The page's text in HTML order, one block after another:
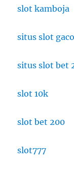
slot kamboja
situs slot
situs slot bet
slot 10k
slot bet 200
slot777